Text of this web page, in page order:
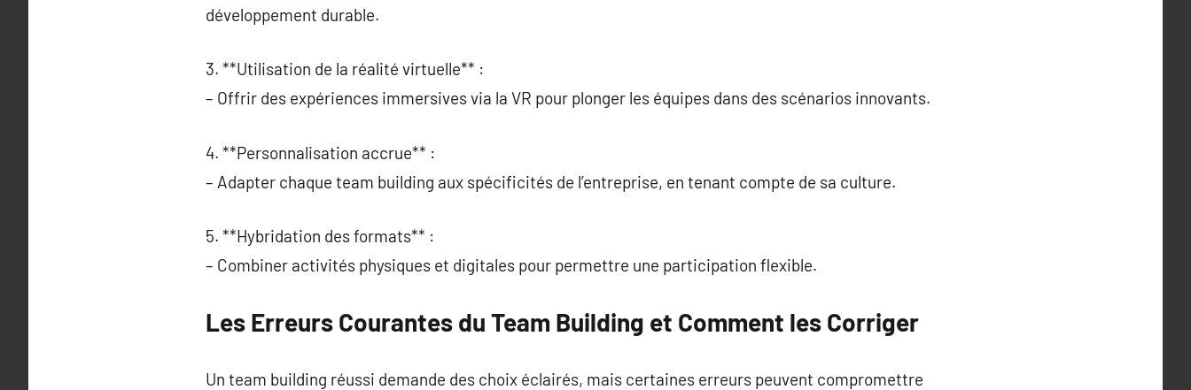
développement durable.
3. **Utilisation de la réalité virtuelle** :
– Offrir des expériences immersives via la VR pour plonger les équipes dans des scénarios innovants.
4. **Personnalisation accrue** :
– Adapter chaque team building aux spécificités de l’entreprise, en tenant compte de sa culture.
5. **Hybridation des formats** :
– Combiner activités physiques et digitales pour permettre une participation flexible.
Les Erreurs Courantes du Team Building et Comment les Corriger
Un team building réussi demande des choix éclairés, mais certaines erreurs peuvent compromettre